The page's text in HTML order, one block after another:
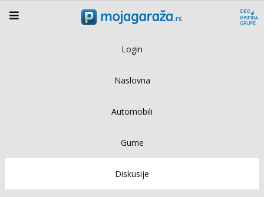
Login
Naslovna
Automobili
Gume
Diskusije